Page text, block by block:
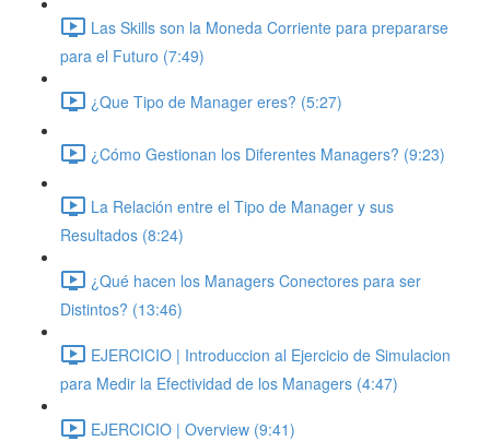
Las Skills son la Moneda Corriente para prepararse
para el Futuro (7:49)
¿Que Tipo de Manager eres? (5:27)
¿Cómo Gestionan los Diferentes Managers? (9:23)
La Relación entre el Tipo de Manager y sus
Resultados (8:24)
¿Qué hacen los Managers Conectores para ser
Distintos? (13:46)
EJERCICIO | Introduccion al Ejercicio de Simulacion
para Medir la Efectividad de los Managers (4:47)
EJERCICIO | Overview (9:41)